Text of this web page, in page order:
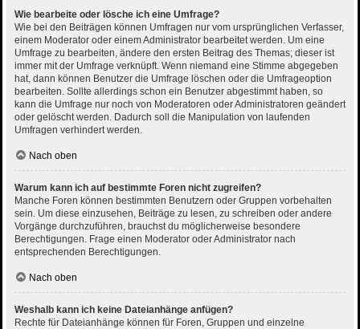
Wie bearbeite oder lösche ich eine Umfrage?
Wie bei den Beiträgen können Umfragen nur vom ursprünglichen Verfasser,
einem Moderator oder einem Administrator bearbeitet werden. Um eine
Umfrage zu bearbeiten, ändere den ersten Beitrag des Themas; dieser ist
immer mit der Umfrage verknüpft. Wenn niemand eine Stimme abgegeben
hat, dann können Benutzer die Umfrage löschen oder die Umfrageoption
bearbeiten. Sollte allerdings schon ein Benutzer abgestimmt haben, so
kann die Umfrage nur noch von Moderatoren oder Administratoren geändert
oder gelöscht werden. Dadurch soll die Manipulation von laufenden
Umfragen verhindert werden.
Nach oben
Warum kann ich auf bestimmte Foren nicht zugreifen?
Manche Foren können bestimmten Benutzern oder Gruppen vorbehalten
sein. Um diese einzusehen, Beiträge zu lesen, zu schreiben oder andere
Vorgänge durchzuführen, brauchst du möglicherweise besondere
Berechtigungen. Frage einen Moderator oder Administrator nach
entsprechenden Berechtigungen.
Nach oben
Weshalb kann ich keine Dateianhänge anfügen?
Rechte für Dateianhänge können für Foren, Gruppen und einzelne